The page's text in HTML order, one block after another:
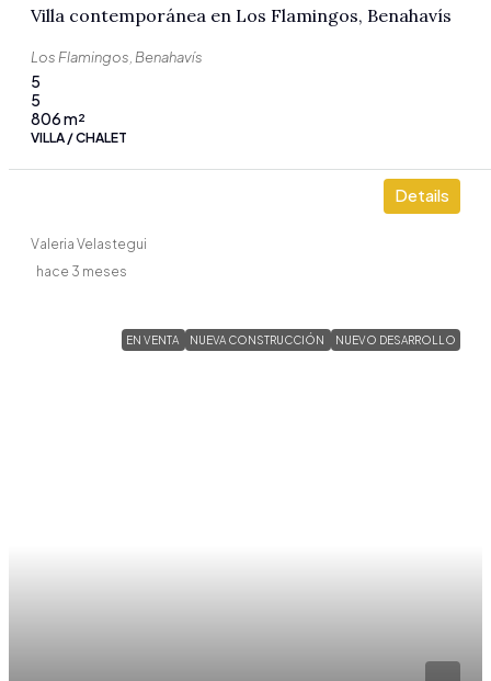
Villa contemporánea en Los Flamingos, Benahavís
Los Flamingos, Benahavís
5
5
806m²
VILLA / CHALET
Details
Valeria Velastegui
hace 3 meses
EN VENTA NUEVA CONSTRUCCIÓN NUEVO DESARROLLO